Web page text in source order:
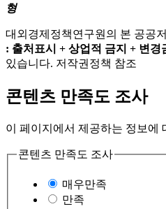
형
대외경제정책연구원의 본 공공
: 출처표시 + 상업적 금지 + 변경
있습니다. 저작권정책 참조
콘텐츠 만족도 조사
이 페이지에서 제공하는 정보에
콘텐츠 만족도 조사
매우만족
만족